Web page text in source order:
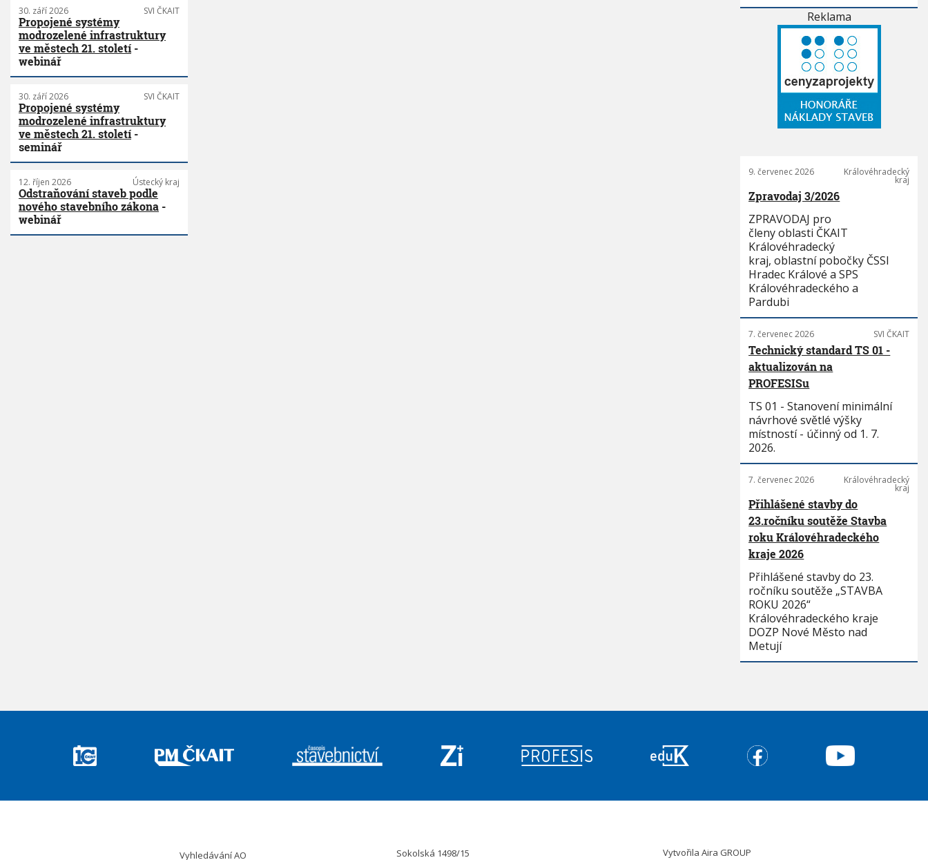
30. září 2026 SVI ČKAIT
Propojené systémy
modrozelené infrastruktury
ve městech 21. století-
webinář
30. září 2026 SVI ČKAIT
Propojené systémy
modrozelené infrastruktury
ve městech 21. století-
seminář
12. říjen 2026 Ústecký kraj
Odstraňování staveb podle
nového stavebního zákona -
webinář
Reklama
9. červenec 2026 Královéhradecký
kraj
Zpravodaj 3/2026
ZPRAVODAJ pro
členy oblasti ČKAIT
Královéhradecký
kraj, oblastní pobočky ČSSI
Hradec Králové a SPS
Královéhradeckého a
Pardubi
7. červenec 2026 SVI ČKAIT
Technický standard TS 01 -
aktualizován na
PROFESISu
TS 01 - Stanovení minimální
návrhové světlé výšky
místností - účinný od 1. 7.
2026.
7. červenec 2026 Královéhradecký
kraj
Přihlášené stavby do
23.ročníku soutěže Stavba
roku Královéhradeckého
kraje 2026
Přihlášené stavby do 23.
ročníku soutěže „STAVBA
ROKU 2026“
Královéhradeckého kraje
DOZP Nové Město nad
Metují
Vyhledávání AO Sokolská 1498/15 VytvořilaAira GROUP